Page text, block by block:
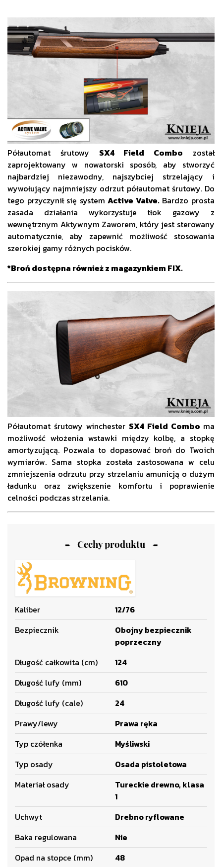
Cechy produktu
Kaliber
12/76
Bezpiecznik
Obojny bezpiecznik
poprzeczny
Długość całkowita (cm)
124
Długość lufy (mm)
610
Długość lufy (cale)
24
Prawy/lewy
Prawa ręka
Typ czółenka
Myśliwski
Typ osady
Osada pistoletowa
Materiał osady
Tureckie drewno, klasa
1
Uchwyt
Drebno ryflowane
Baka regulowana
Nie
Opad na stopce (mm)
48
Półautomat śrutowy SX4 Field Combo został
zaprojektowany w nowatorski sposób, aby stworzyć
najbardziej niezawodny, najszybciej strzelający i
wywołujący najmniejszy odrzut półautomat śrutowy. Do
tego przyczynił się systemActive Valve.Bardzo prosta
zasada działania wykorzystuje tłok gazowy z
wewnętrznym Aktywnym Zaworem, który jest sterowany
automatycznie, aby zapewnić możliwość stosowania
szerokiej gamy różnych pocisków.
*Broń dostępna również z magazynkiem FIX.
Półautomat śrutowy winchester SX4 Field Combo ma
możliwość włożenia wstawki między kolbę, a stopkę
amortyzującą. Pozwala to dopasować broń do Twoich
wymiarów. Sama stopka została zastosowana w celu
zmniejszenia odrzutu przy strzelaniu amunicją o dużym
ładunku oraz zwiększenie komfortu i poprawienie
celności podczas strzelania.